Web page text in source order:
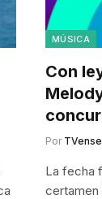
MÚSICA
Con
Por
La fecha
certamen